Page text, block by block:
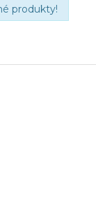
produkty!